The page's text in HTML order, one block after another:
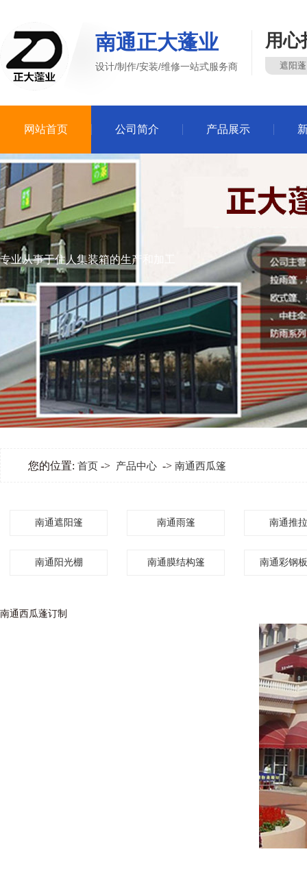
南通正大蓬业
设计/制作/安装/维修一站式服务商
用心
遮阳蓬
网站首页 公司简介 产品展示
专业从事于住人集装箱的生产和加工
您的位置: 首页 -> 产品中心 -> 南通西瓜篷
南通遮阳篷 南通雨篷 南通推
南通阳光棚 南通膜结构篷 南通彩钢
南通西瓜蓬订制